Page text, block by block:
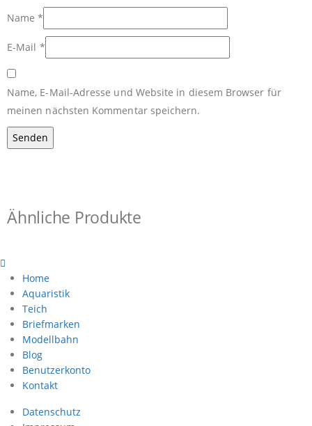
Name*
E-Mail *
Name, E-Mail-Adresse und Website in diesem Browser für
meinen nächsten Kommentar speichern.
Ähnliche Produkte
Home
Aquaristik
Teich
Briefmarken
Modellbahn
Blog
Benutzerkonto
Kontakt
Datenschutz